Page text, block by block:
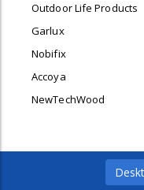
Outdoor Life Products
Garlux
Nobifix
Accoya
NewTechWood